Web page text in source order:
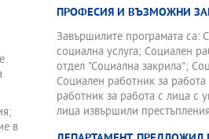
в
ПРОФЕСИЯ И ВЪЗМОЖНИ
Завършилите програмата са:
социална услуга; Социален работник за
отдел "Социална закрила";
Социален работник за
работник за работа с лица с
лица извършили